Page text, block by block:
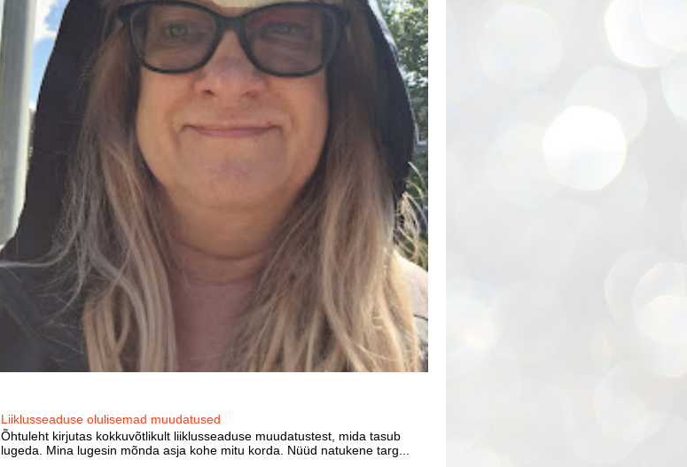
Liiklusseaduse olulisemad muudatused
Õhtuleht kirjutas kokkuvõtlikult liiklusseaduse muudatustest, mida tasub
lugeda. Mina lugesin mõnda asja kohe mitu korda. Nüüd natukene targ...